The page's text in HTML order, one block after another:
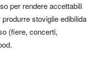
per rendere accettabili
produrrestoviglie edibilida
(fiere, concerti,